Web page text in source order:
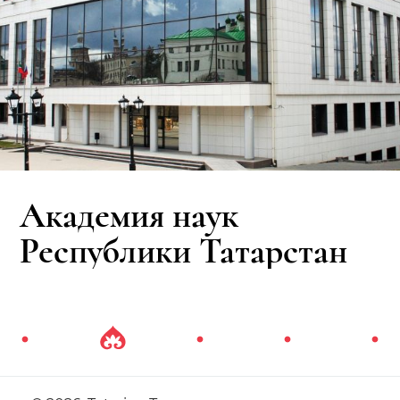
Академия наук
Республики Татарстан